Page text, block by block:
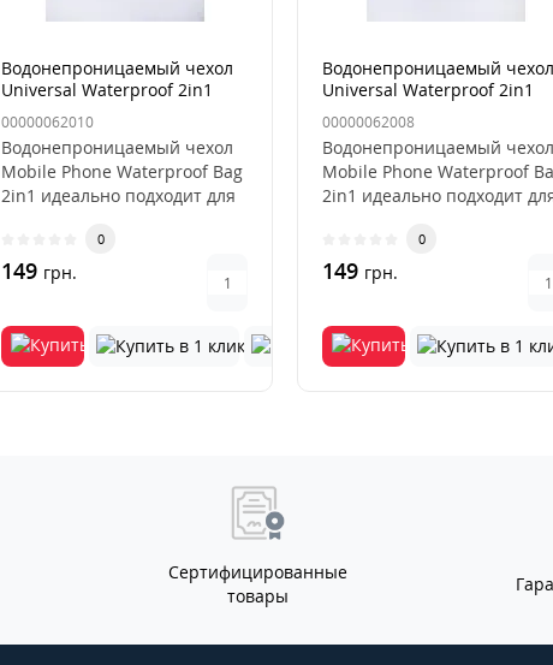
Водонепроницаемый чехол
Universal Waterproof 2in1
Желтый
00000062010
Водонепроницаемый чехол
Mobile Phone Waterproof Bag
2in1 идеально подходит для
0
149 грн.
Водонепроницаемый чехол
Universal Waterproof 2in1
Розовый
00000062008
Водонепроницаемый чехол
Mobile Phone Waterproof
2in1 идеально подходит
0
149 грн.
Сертифицированные
товары